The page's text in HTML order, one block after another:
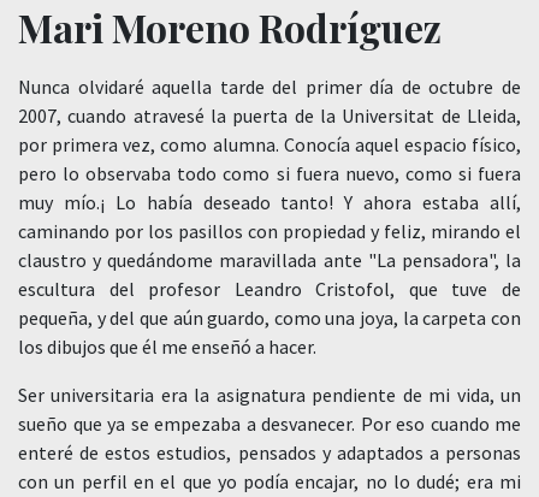
Mari Moreno Rodríguez
Nunca olvidaré aquella tarde del primer día de octubre de
2007, cuando atravesé la puerta de la Universitat de Lleida,
por primera vez, como alumna. Conocía aquel espacio físico,
pero lo observaba todo como si fuera nuevo, como si fuera
muy mío.¡ Lo había deseado tanto! Y ahora estaba allí,
caminando por los pasillos con propiedad y feliz, mirando el
claustro y quedándome maravillada ante "La pensadora", la
escultura del profesor Leandro Cristofol, que tuve de
pequeña, y del que aún guardo, como una joya, la carpeta con
los dibujos que él me enseñó a hacer.
Ser universitaria era la asignatura pendiente de mi vida, un
sueño que ya se empezaba a desvanecer. Por eso cuando me
enteré de estos estudios, pensados y adaptados a personas
con un perfil en el que yo podía encajar, no lo dudé; era mi